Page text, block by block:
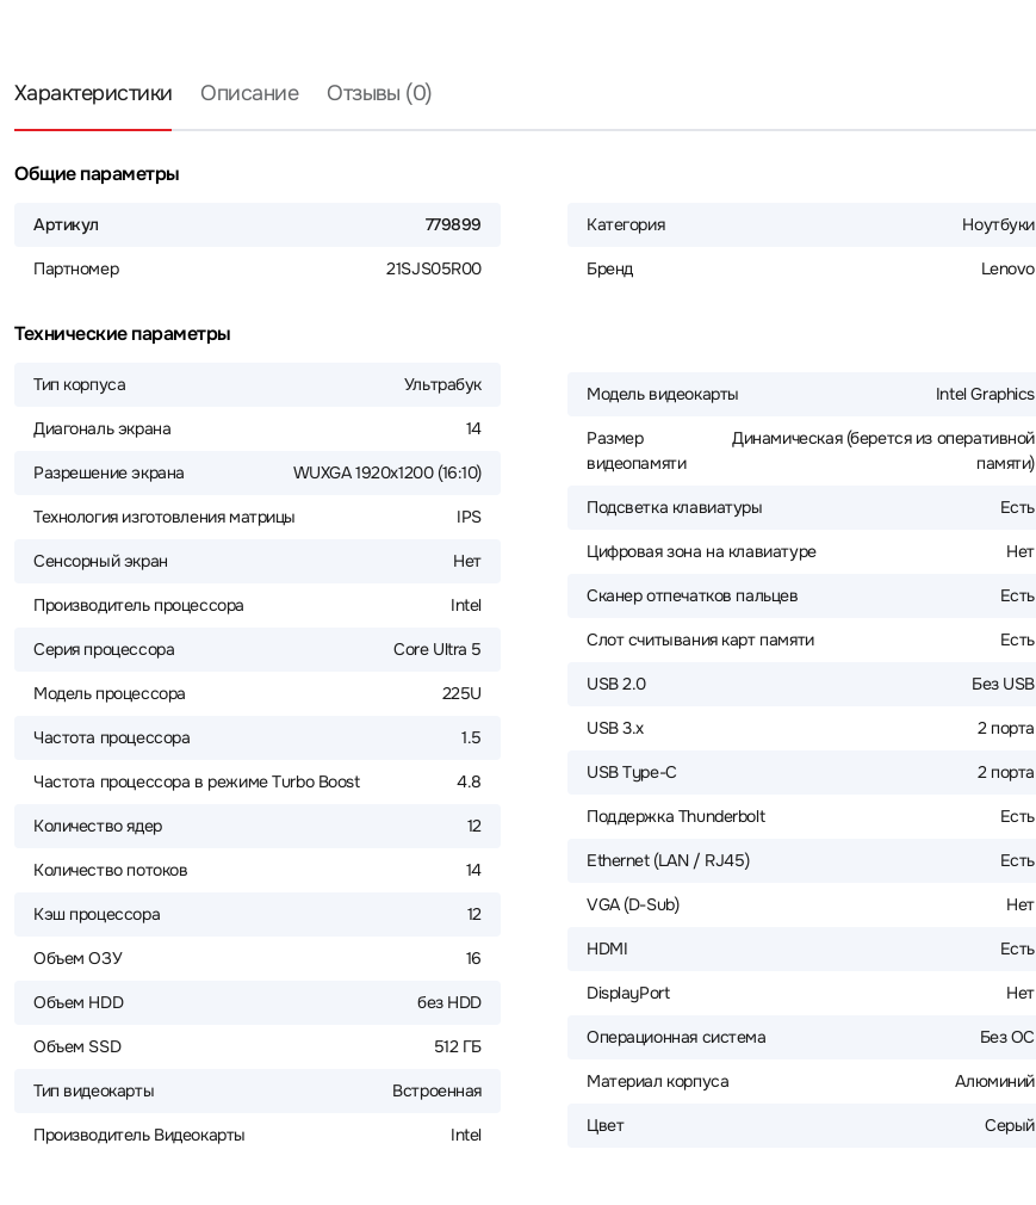
Характеристики Описание Отзывы (0)
Общие параметры
Артикул 779899
Партномер 21SJS05R00
Категория Ноутбуки
Бренд Lenovo
Технические параметры
Тип корпуса Ультрабук
Диагональ экрана 14
Разрешение экрана WUXGA 1920x1200 (16:10)
Технология изготовления матрицы IPS
Сенсорный экран Нет
Производитель процессора Intel
Серия процессора Core Ultra 5
Модель процессора 225U
Частота процессора 1.5
Частота процессора в режиме Turbo Boost 4.8
Количество ядер 12
Количество потоков 14
Кэш процессора 12
Объем ОЗУ 16
Объем HDD без HDD
Объем SSD 512 ГБ
Тип видеокарты Встроенная
Производитель Видеокарты Intel
Модель видеокарты Intel Graphics
Размер
видеопамяти
Динамическая (берется из оперативной
памяти)
Подсветка клавиатуры Есть
Цифровая зона на клавиатуре Нет
Сканер отпечатков пальцев Есть
Слот считывания карт памяти Есть
USB 2.0 Без USB
USB 3.x 2 порта
USB Type-C 2 порта
Поддержка Thunderbolt Есть
Ethernet (LAN / RJ45) Есть
VGA (D-Sub) Нет
HDMI Есть
DisplayPort Нет
Операционная система Без ОС
Материал корпуса Алюминий
Цвет Серый